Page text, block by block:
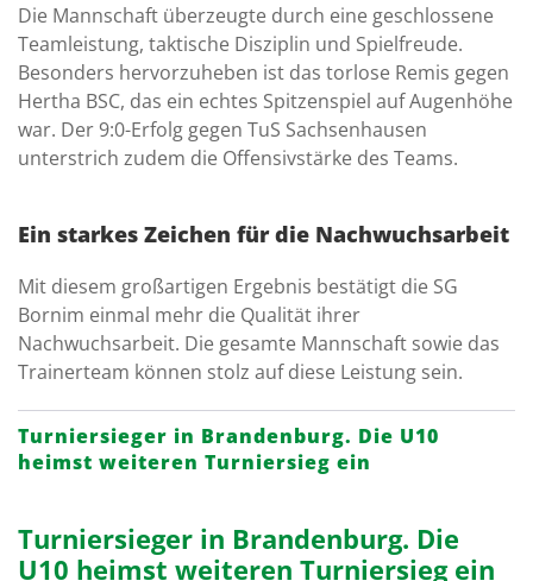
Die Mannschaft überzeugte durch eine geschlossene
Teamleistung, taktische Disziplin und Spielfreude.
Besonders hervorzuheben ist das torlose Remis gegen
Hertha BSC, das ein echtes Spitzenspiel auf Augenhöhe
war. Der 9:0-Erfolg gegen TuS Sachsenhausen
unterstrich zudem die Offensivstärke des Teams.
Ein starkes Zeichen für die Nachwuchsarbeit
Mit diesem großartigen Ergebnis bestätigt die SG
Bornim einmal mehr die Qualität ihrer
Nachwuchsarbeit. Die gesamte Mannschaft sowie das
Trainerteam können stolz auf diese Leistung sein.
Turniersieger in Brandenburg. Die U10
heimst weiteren Turniersieg ein
Turniersieger in Brandenburg. Die
U10 heimst weiteren Turniersieg ein